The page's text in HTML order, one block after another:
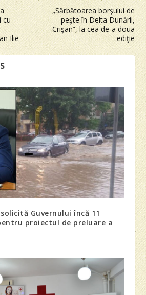
cu
Ilie
„Sărbătoarea borşului de
peşte în Delta Dunării,
Crişan”, la cea de-a doua
ediţie
Guvernului încă 11
proiectul de preluare a